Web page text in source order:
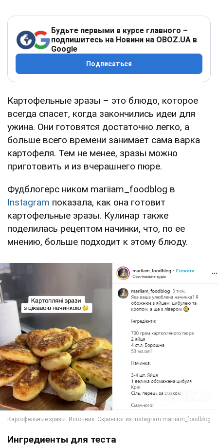
Будьте первыми в курсе главного –
подпишитесь на Новини на OBOZ.UA в
Google
Подписаться
Картофельные зразы – это блюдо, которое
всегда спасет, когда закончились идеи для
ужина. Они готовятся достаточно легко, а
больше всего времени занимает сама варка
картофеля. Тем не менее, зразы можно
приготовить и из вчерашнего пюре.
Фудблогерс ником mariiam_foodblog в
Instagram показала, как она готовит
картофельные зразы. Кулинар также
поделилась рецептом начинки, что, по ее
мнению, больше подходит к этому блюду.
Ингредиенты для теста